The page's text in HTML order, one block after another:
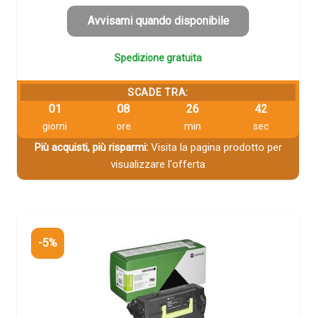
Avvisami quando disponibile
Spedizione gratuita
SCADE TRA:
01
giorni
08
ore
26
min
42
sec
Più acquisti, più risparmi:Visita la pagina prodotto per
visualizzare l'offerta
-5%